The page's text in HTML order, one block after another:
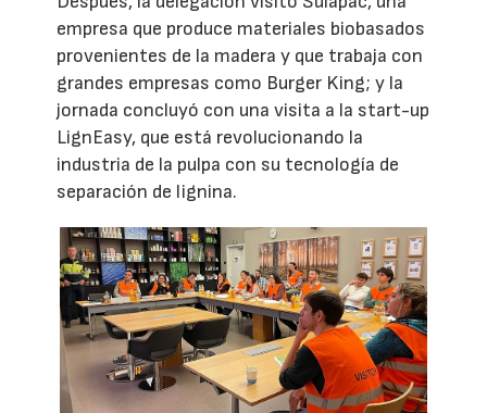
empresa que produce materiales biobasados
provenientes de la madera y que trabaja con
grandes empresas como Burger King; y la
jornada concluyó con una visita a la start-up
LignEasy, que está revolucionando la
industria de la pulpa con su tecnología de
separación de lignina.